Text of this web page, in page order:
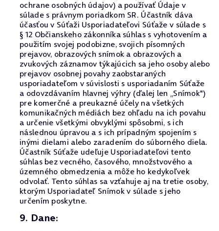
ochrane osobných údajov) a používať Údaje v
súlade s právnym poriadkom SR. Účastník dáva
účasťou v Súťaži Usporiadateľovi Súťaže v súlade s
§ 12 Občianskeho zákonníka súhlas s vyhotovením a
použitím svojej podobizne, svojich písomných
prejavov, obrazových snímok a obrazových a
zvukových záznamov týkajúcich sa jeho osoby alebo
prejavov osobnej povahy zaobstaraných
usporiadateľom v súvislosti s usporiadaním Súťaže
a odovzdávaním hlavnej výhry (ďalej len „Snímok")
pre komerčné a preukazné účely na všetkých
komunikačných médiách bez ohľadu na ich povahu
a určenie všetkými obvyklými spôsobmi, s ich
následnou úpravou a s ich prípadným spojením s
inými dielami alebo zaradením do súborného diela.
Účastník Súťaže udeľuje Usporiadateľovi tento
súhlas bez vecného, časového, množstvového a
územného obmedzenia a môže ho kedykoľvek
odvolať. Tento súhlas sa vzťahuje aj na tretie osoby,
ktorým Usporiadateľ Snímok v súlade s jeho
určením poskytne.
9. Dane: